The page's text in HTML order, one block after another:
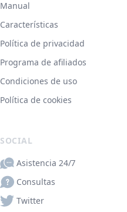
Manual
Características
Política de privacidad
Programa de afiliados
Condiciones de uso
Política de cookies
SOCIAL
Asistencia 24/7
Consultas
Twitter